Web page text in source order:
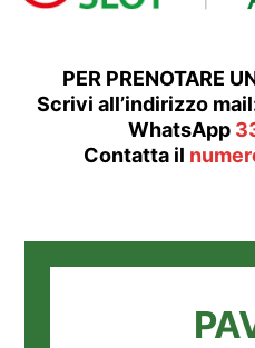
PER PRENOTARE
Scrivi all’indirizzo
WhatsApp
Contatta il